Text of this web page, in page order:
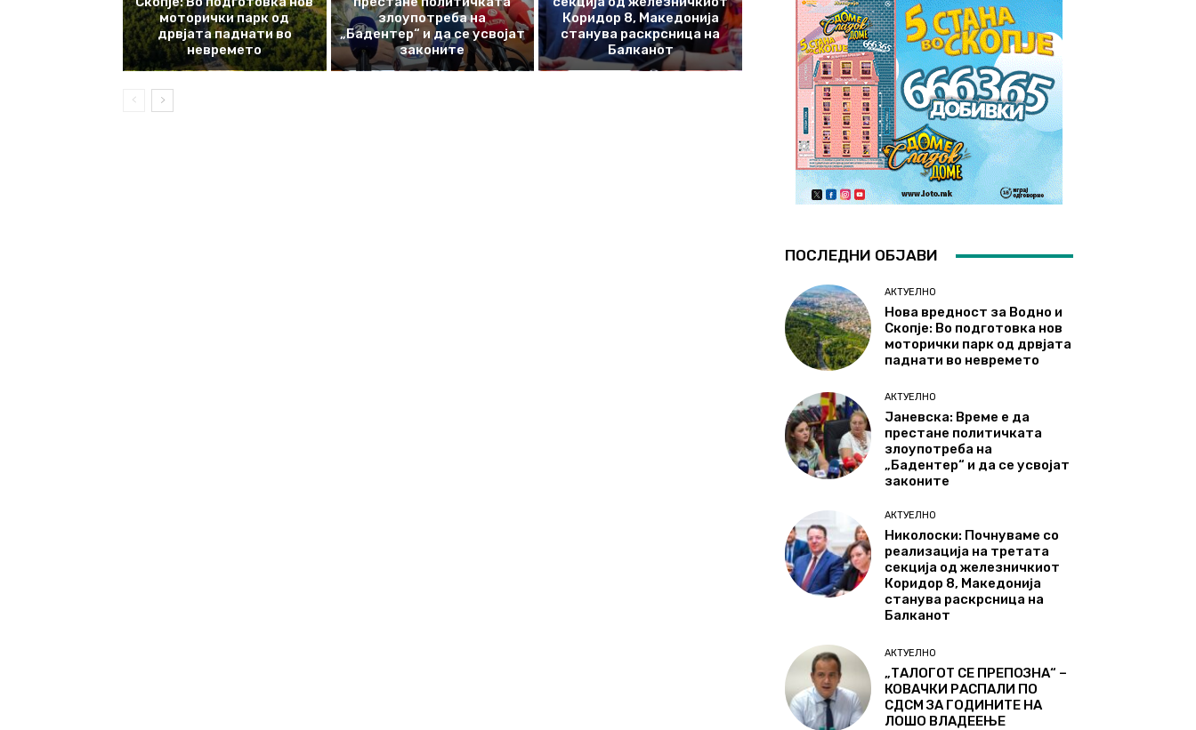
моторички парк од
дрвјата паднати во
невремето
злоупотреба на
„Бадентер“ и да се усвојат
законите
Коридор 8, Македонија
станува раскрсница на
Балканот
ПОСЛЕДНИ ОБЈАВИ
АКТУЕЛНО
Нова вредност за Водно и
Скопје: Во подготовка нов
моторички парк од дрвјата
паднати во невремето
АКТУЕЛНО
Јаневска: Време е да
престане политичката
злоупотреба на
„Бадентер“ и да се усвојат
законите
АКТУЕЛНО
Николоски: Почнуваме со
реализација на третата
секција од железничкиот
Коридор 8, Македонија
станува раскрсница на
Балканот
АКТУЕЛНО
„ТАЛОГОТ СЕ ПРЕПОЗНА“ –
КОВАЧКИ РАСПАЛИ ПО
СДСМ ЗА ГОДИНИТЕ НА
ЛОШО ВЛАДЕЕЊЕ